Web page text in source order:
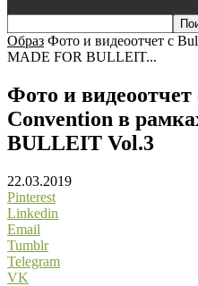
Образ Фото и видеоотчет с
MADE FOR BULLEIT...
Фото и
Convention в
BULLEIT Vol.3
22.03.2019
Pinterest
Linkedin
Email
Tumblr
Telegram
VK